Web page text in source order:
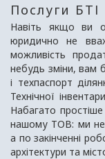
Послуги БТІ
Навіть якщо ви
юридично не
можливість
небудь зміни, вам
і техпаспорт
Технічної
Набагато
нашому ТОВ: ми
а по закінченні
архітектури та